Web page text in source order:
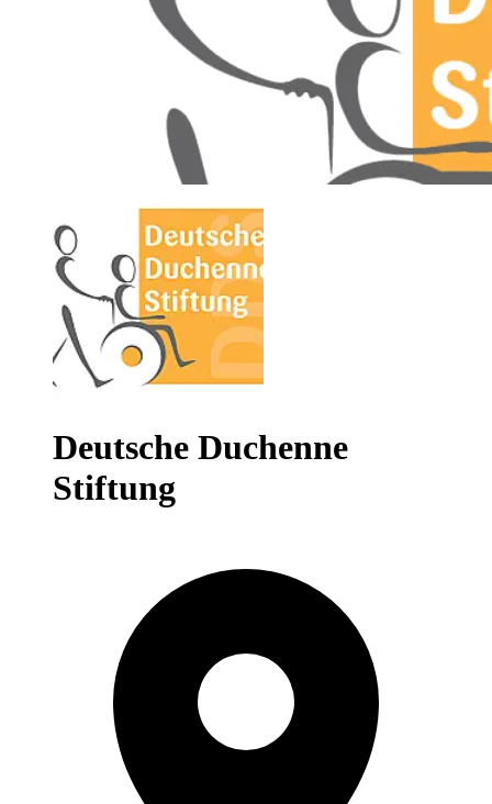
Deutsche Duchenne
Stiftung